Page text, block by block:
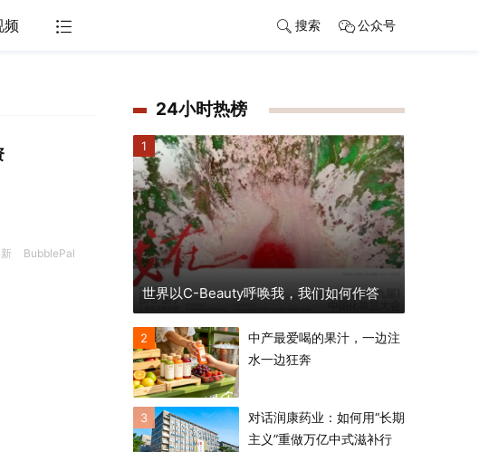
频 搜索 公众号
BubblePal
24小时热榜
1
世界以C-Beauty呼唤我，我们如何作答
2
中产最爱喝的果汁，一边注
水一边狂奔
3
对话润康药业：如何用“长期
主义”重做万亿中式滋补行